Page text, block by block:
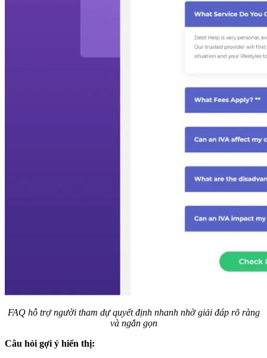
FAQ hỗ trợ người tham dự quyết định nhanh nhờ giải đáp rõ ràng
và ngắn gọn
Câu hỏi gợi ý hiển thị: